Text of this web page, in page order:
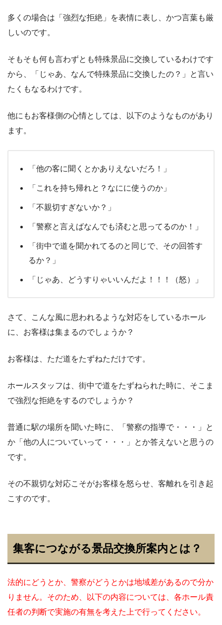
多くの場合は「強烈な拒絶」を表情に表し、かつ言葉も厳
しいのです。
そもそも何も言わずとも特殊景品に交換しているわけです
から、「じゃあ、なんで特殊景品に交換したの？」と言い
たくもなるわけです。
他にもお客様側の心情としては、以下のようなものがあり
ます。
「他の客に聞くとかありえないだろ！」
「これを持ち帰れと？なにに使うのか」
「不親切すぎないか？」
「警察と言えばなんでも済むと思ってるのか！」
「街中で道を聞かれてるのと同じで、その回答す
るか？」
「じゃあ、どうすりゃいいんだよ！！！（怒）」
さて、こんな風に思われるような対応をしているホール
に、お客様は集まるのでしょうか？
お客様は、ただ道をたずねただけです。
ホールスタッフは、街中で道をたずねられた時に、そこま
で強烈な拒絶をするのでしょうか？
普通に駅の場所を聞いた時に、「警察の指導で・・・」と
か「他の人についていって・・・」とか答えないと思うの
です。
その不親切な対応こそがお客様を怒らせ、客離れを引き起
こすのです。
集客につながる景品交換所案内とは？
法的にどうとか、警察がどうとかは地域差があるので分か
りません。そのため、以下の内容については、各ホール責
任者の判断で実施の有無を考えた上で行ってください。